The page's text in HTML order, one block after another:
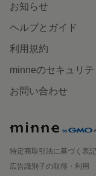
お知らせ
ヘルプとガイド
利用規約
minneのセキュリテ
お問い合わせ
特定商取引法に基づく表記
広告識別子の取得・利用